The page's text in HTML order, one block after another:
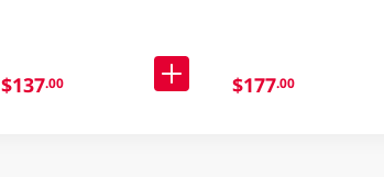
$137.00 $177.00